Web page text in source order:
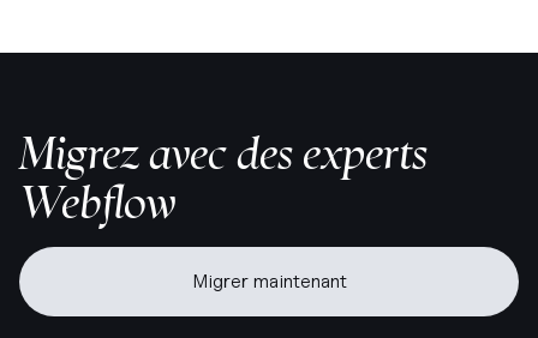
Migrez avec des experts
Webflow
Migrer maintenant